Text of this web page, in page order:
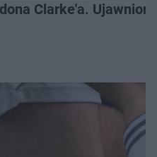
Clarke'a.